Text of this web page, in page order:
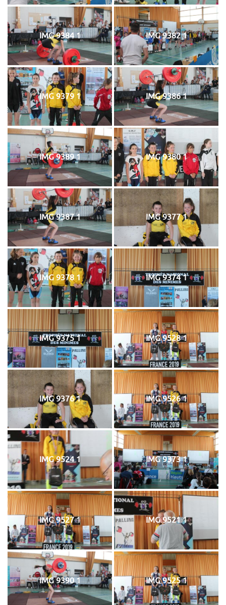
IMG 9384 1 IMG 9382 1
IMG 9379 1 IMG 9386 1
IMG 9389 1 IMG 9380 1
IMG 9387 1 IMG 9377 1
IMG 9378 1 IMG 9374 1
IMG 9375 1 IMG 9528 1
IMG 9376 1 IMG 9526 1
IMG 9524 1 IMG 9373 1
IMG 9527 1 IMG 9521 1
IMG 9390 1 IMG 9525 1